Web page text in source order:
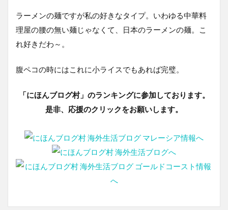
ラーメンの麺ですが私の好きなタイプ。いわゆる中華料
理屋の腰の無い麺じゃなくて、日本のラーメンの麺。こ
れ好きだわ～。
腹ペコの時にはこれに小ライスでもあれば完璧。
「にほんブログ村」のランキングに参加しております。
是非、応援のクリックをお願いします。